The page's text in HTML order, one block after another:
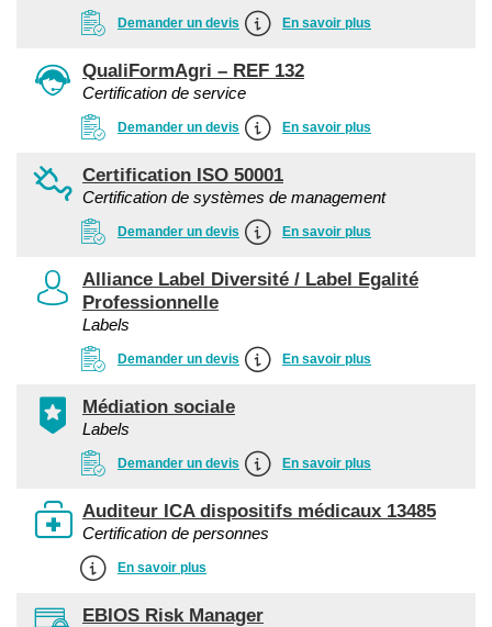
Demander un devis En savoir plus
QualiFormAgri – REF 132
Certification de service
Demander un devis En savoir plus
Certification ISO 50001
Certification de systèmes de management
Demander un devis En savoir plus
Alliance Label Diversité / Label Egalité
Professionnelle
Labels
Demander un devis En savoir plus
Médiation sociale
Labels
Demander un devis En savoir plus
Auditeur ICA dispositifs médicaux 13485
Certification de personnes
En savoir plus
EBIOS Risk Manager